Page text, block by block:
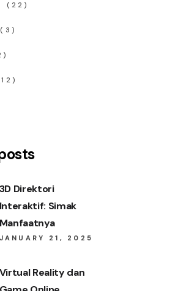
(22)
(3)
3D Direktori
Interaktif: Simak
Manfaatnya
JANUARY 21, 2025
Virtual Reality dan